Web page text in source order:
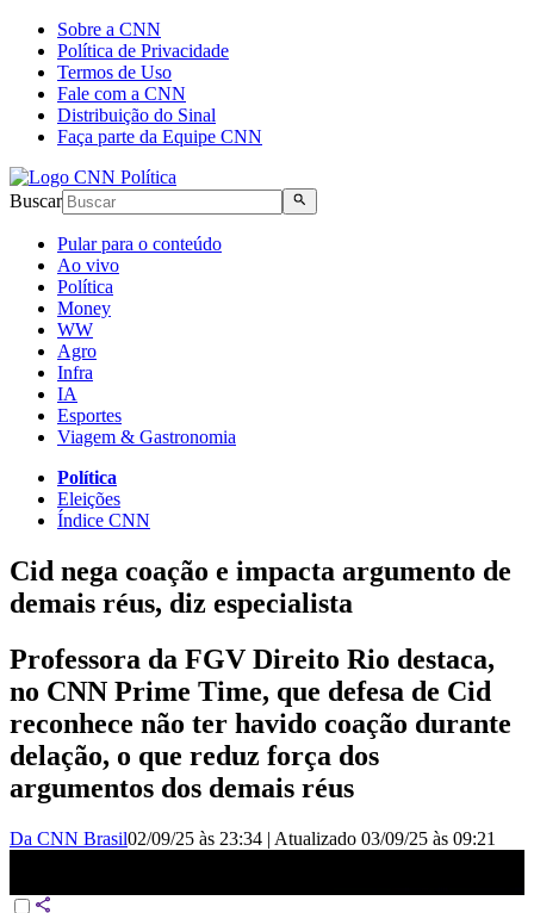
Sobre a CNN
Política de Privacidade
Termos de Uso
Fale com a CNN
Distribuição do Sinal
Faça parte da Equipe CNN
Buscar
Pular para o conteúdo
Ao vivo
Política
Money
WW
Agro
Infra
IA
Esportes
Viagem & Gastronomia
Política
Eleições
Índice CNN
Cid nega coação e impacta argumento de
demais réus, diz especialista
Professora da FGV Direito Rio destaca,
no CNN Prime Time, que defesa de Cid
reconhece não ter havido coação durante
delação, o que reduz força dos
argumentos dos demais réus
Da CNN Brasil02/09/25 às 23:34 | Atualizado 03/09/25 às 09:21